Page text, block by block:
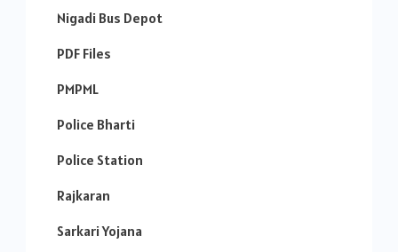
Nigadi Bus Depot
PDF Files
PMPML
Police Bharti
Police Station
Rajkaran
Sarkari Yojana